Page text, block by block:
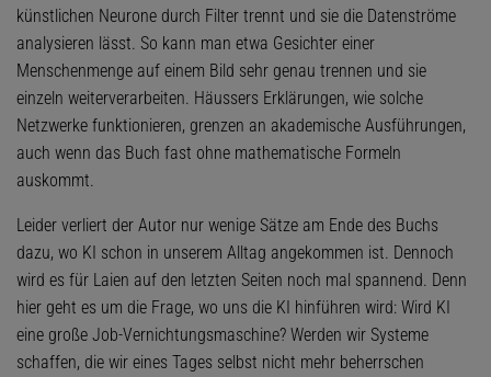
künstlichen Neurone durch Filter trennt und sie die Datenströme
analysieren lässt. So kann man etwa Gesichter einer
Menschenmenge auf einem Bild sehr genau trennen und sie
einzeln weiterverarbeiten. Häussers Erklärungen, wie solche
Netzwerke funktionieren, grenzen an akademische Ausführungen,
auch wenn das Buch fast ohne mathematische Formeln
auskommt.
Leider verliert der Autor nur wenige Sätze am Ende des Buchs
dazu, wo KI schon in unserem Alltag angekommen ist. Dennoch
wird es für Laien auf den letzten Seiten noch mal spannend. Denn
hier geht es um die Frage, wo uns die KI hinführen wird: Wird KI
eine große Job-Vernichtungsmaschine? Werden wir Systeme
schaffen, die wir eines Tages selbst nicht mehr beherrschen